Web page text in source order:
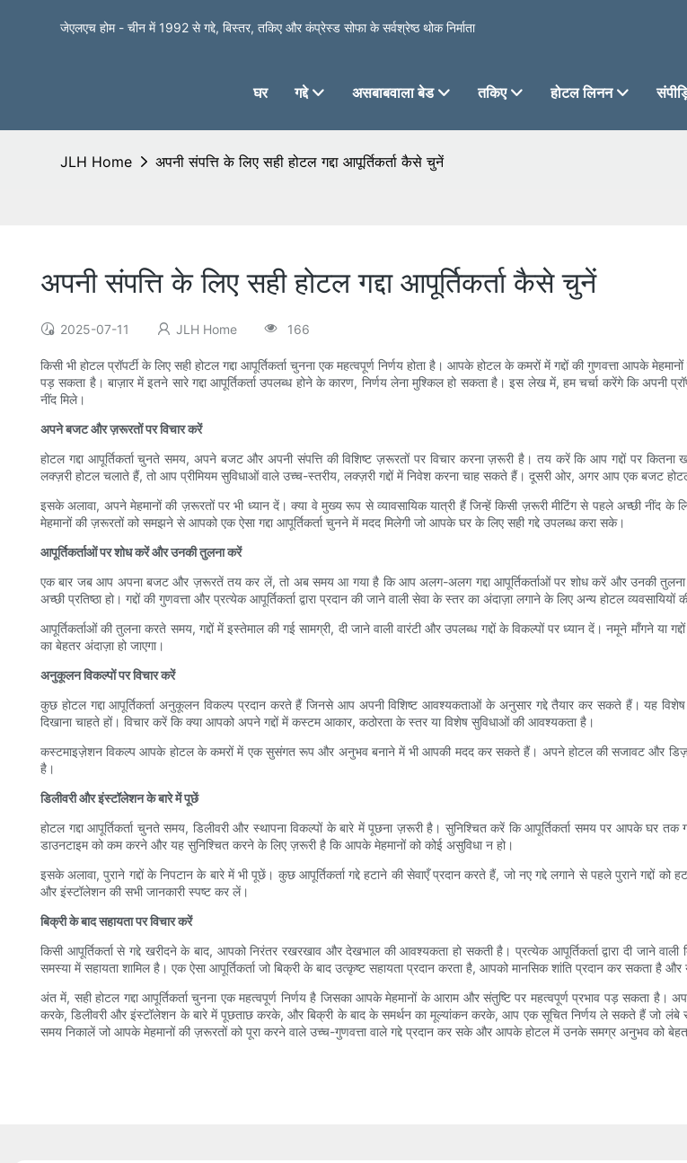
जेएलएच होम - चीन में 1992 से गद्दे, बिस्तर, तकिए और कंप्रेस्ड सोफा के सर्वश्रेष्ठ थोक निर्माता
घर गद्दे असबाबवाला बेड तकिए होटल लिनन
JLH Home अपनी संपत्ति के लिए सही होटल गद्दा आपूर्तिकर्ता कैसे चुनें
अपनी संपत्ति के लिए सही होटल गद्दा आपूर्तिकर्ता कैसे चुनें
2025-07-11 JLH Home 166
किसी भी होटल प्रॉपर्टी के लिए सही होटल गद्दा आपूर्तिकर्ता चुनना एक महत्वपूर्ण निर्णय होता है। आपके होटल के कमरों में गद्दों की गुणवत्ता
पड़ सकता है। बाज़ार में इतने सारे गद्दा आपूर्तिकर्ता उपलब्ध होने के कारण, निर्णय लेना मुश्किल हो सकता है। इस लेख में, हम चर्चा करेंगे कि अपनी
नींद मिले।
अपने बजट और ज़रूरतों पर विचार करें
होटल गद्दा आपूर्तिकर्ता चुनते समय, अपने बजट और अपनी संपत्ति की विशिष्ट ज़रूरतों पर विचार करना ज़रूरी है। तय करें कि आप गद्दों पर
लक्ज़री होटल चलाते हैं, तो आप प्रीमियम सुविधाओं वाले उच्च-स्तरीय, लक्ज़री गद्दों में निवेश करना चाह सकते हैं। दूसरी ओर, अगर आप एक बजट
इसके अलावा, अपने मेहमानों की ज़रूरतों पर भी ध्यान दें। क्या वे मुख्य रूप से व्यावसायिक यात्री हैं जिन्हें किसी ज़रूरी मीटिंग से पहले अच्छी नींद के
मेहमानों की ज़रूरतों को समझने से आपको एक ऐसा गद्दा आपूर्तिकर्ता चुनने में मदद मिलेगी जो आपके घर के लिए सही गद्दे उपलब्ध करा सके।
आपूर्तिकर्ताओं पर शोध करें और उनकी तुलना करें
एक बार जब आप अपना बजट और ज़रूरतें तय कर लें, तो अब समय आ गया है कि आप अलग-अलग गद्दा आपूर्तिकर्ताओं पर शोध करें और उनकी तुलना
अच्छी प्रतिष्ठा हो। गद्दों की गुणवत्ता और प्रत्येक आपूर्तिकर्ता द्वारा प्रदान की जाने वाली सेवा के स्तर का अंदाज़ा लगाने के लिए अन्य होटल व्यवसायियों
आपूर्तिकर्ताओं की तुलना करते समय, गद्दों में इस्तेमाल की गई सामग्री, दी जाने वाली वारंटी और उपलब्ध गद्दों के विकल्पों पर ध्यान दें। नमूने माँगने
का बेहतर अंदाज़ा हो जाएगा।
अनुकूलन विकल्पों पर विचार करें
कुछ होटल गद्दा आपूर्तिकर्ता अनुकूलन विकल्प प्रदान करते हैं जिनसे आप अपनी विशिष्ट आवश्यकताओं के अनुसार गद्दे तैयार कर सकते हैं। यह
दिखाना चाहते हों। विचार करें कि क्या आपको अपने गद्दों में कस्टम आकार, कठोरता के स्तर या विशेष सुविधाओं की आवश्यकता है।
कस्टमाइज़ेशन विकल्प आपके होटल के कमरों में एक सुसंगत रूप और अनुभव बनाने में भी आपकी मदद कर सकते हैं। अपने होटल की सजावट और
है।
डिलीवरी और इंस्टॉलेशन के बारे में पूछें
होटल गद्दा आपूर्तिकर्ता चुनते समय, डिलीवरी और स्थापना विकल्पों के बारे में पूछना ज़रूरी है। सुनिश्चित करें कि आपूर्तिकर्ता समय पर आपके घर
डाउनटाइम को कम करने और यह सुनिश्चित करने के लिए ज़रूरी है कि आपके मेहमानों को कोई असुविधा न हो।
इसके अलावा, पुराने गद्दों के निपटान के बारे में भी पूछें। कुछ आपूर्तिकर्ता गद्दे हटाने की सेवाएँ प्रदान करते हैं, जो नए गद्दे लगाने से पहले पुराने गद्दों
और इंस्टॉलेशन की सभी जानकारी स्पष्ट कर लें।
बिक्री के बाद सहायता पर विचार करें
किसी आपूर्तिकर्ता से गद्दे खरीदने के बाद, आपको निरंतर रखरखाव और देखभाल की आवश्यकता हो सकती है। प्रत्येक आपूर्तिकर्ता द्वारा दी जाने
समस्या में सहायता शामिल है। एक ऐसा आपूर्तिकर्ता जो बिक्री के बाद उत्कृष्ट सहायता प्रदान करता है, आपको मानसिक शांति प्रदान कर सकता है
अंत में, सही होटल गद्दा आपूर्तिकर्ता चुनना एक महत्वपूर्ण निर्णय है जिसका आपके मेहमानों के आराम और संतुष्टि पर महत्वपूर्ण प्रभाव पड़
करके, डिलीवरी और इंस्टॉलेशन के बारे में पूछताछ करके, और बिक्री के बाद के समर्थन का मूल्यांकन करके, आप एक सूचित निर्णय ले सकते हैं जो लंबे
समय निकालें जो आपके मेहमानों की ज़रूरतों को पूरा करने वाले उच्च-गुणवत्ता वाले गद्दे प्रदान कर सके और आपके होटल में उनके समग्र अनुभव को